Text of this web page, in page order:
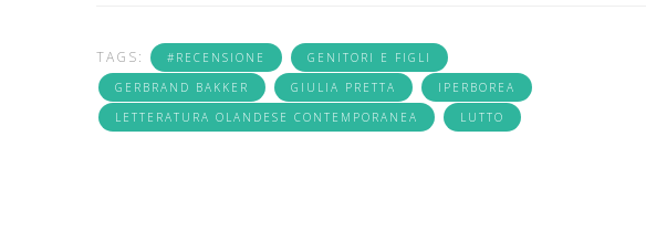
TAGS: #RECENSIONE
GENITORI E FIGLI
GERBRAND BAKKER
GIULIA PRETTA
IPERBOREA
LETTERATURA OLANDESE CONTEMPORANEA
LUTTO